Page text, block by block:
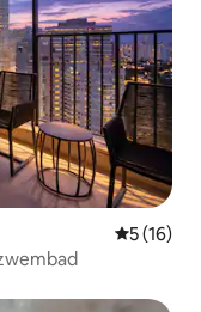
5 (16)